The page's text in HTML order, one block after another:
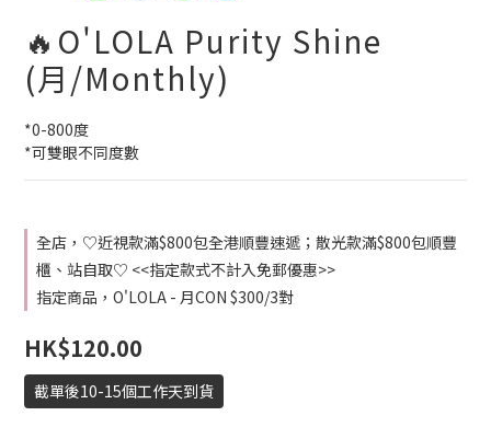
🔥O'LOLA Purity Shine
(月/Monthly)
*0-800度
*可雙眼不同度數
全店，♡近視款滿$800包全港順豐速遞；散光款滿$800包順豐
櫃、站自取♡ <<指定款式不計入免郵優惠>>
指定商品，O'LOLA - 月CON $300/3對
HK$120.00
截單後10-15個工作天到貨